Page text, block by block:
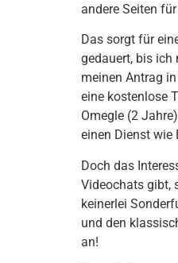
andere Seiten
Das sorgt für
gedauert, bis ich
meinen Antrag
eine kostenlose
Omegle (2
einen Dienst wie
Doch das
Videochats gibt,
keinerlei
und den
an!